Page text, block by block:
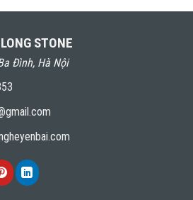
STONE
Đình, Hà Nội